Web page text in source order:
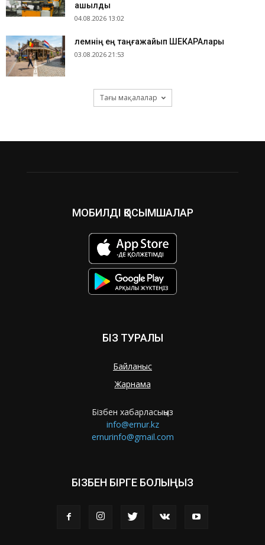
ашылды
04.08.2026 13:02
​Әлемнің ең таңғажайып ШЕКАРАлары
03.08.2026 21:53
Тағы мақалалар
МОБИЛДІ ҚОСЫМШАЛАР
БІЗ ТУРАЛЫ
Байланыс
Жарнама
Бізбен хабарласыңыз
info@ernur.kz
ernurinfo@gmail.com
БІЗБЕН БІРГЕ БОЛЫҢЫЗ